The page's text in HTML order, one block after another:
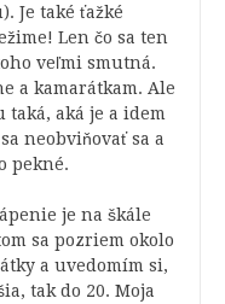
Je také ťažké
Len čo sa ten
veľmi smutná.
a kamarátkam. Ale
aká je a idem
neobviňovať sa a
pekné.
je na škále
sa pozriem okolo
a uvedomím si,
tak do 20. Moja